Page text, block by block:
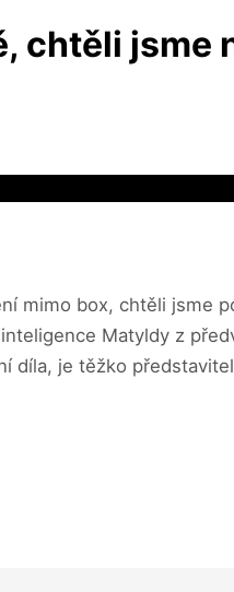
chtěli jsme
mimo box, chtěli jsme
Matyldy z
díla, je těžko